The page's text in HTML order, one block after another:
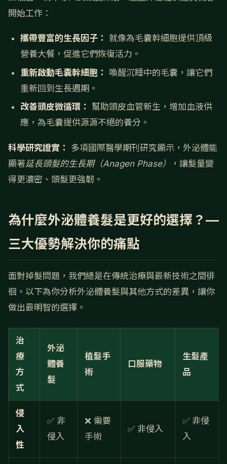
開始工作：
攜帶豐富的生長因子：
就像為毛囊幹細胞提供頂級
營養大餐，促進它們恢復活力。
重新啟動毛囊幹細胞：
喚醒沉睡中的毛囊，讓它們
重新回到生長週期。
改善頭皮微循環： 幫助頭皮血管新生，增加血液供
應，為毛囊提供源源不絕的養分。
科學研究證實：
多項國際醫學期刊研究顯示，外泌體能
顯著延長頭髮的生長期（Anagen Phase）
，讓髮量變
得更濃密、頭髮更強韌。
為什麼外泌體養髮是更好的選擇？—
三大優勢解決你的痛點
面對掉髮問題，我們總是在傳統治療與最新技術之間徘
徊。以下為你分析外泌體養髮與其他方式的差異，讓你
做出最明智的選擇。
治
療
方
式
外泌
體養
髮
植髮手
術
口服藥物
生髮產
品
侵
入
性
✅ 非
侵入
❌ 需要
手術
✅ 非侵入
✅ 非侵
入